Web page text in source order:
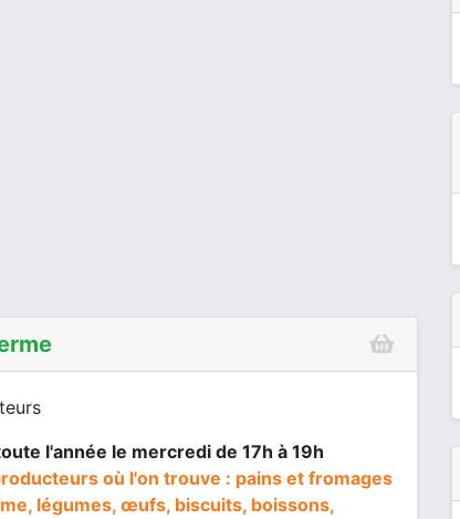
l'année le mercredi de 17h à 19h
où l'on trouve : pains et fromages
légumes, œufs, biscuits, boissons,